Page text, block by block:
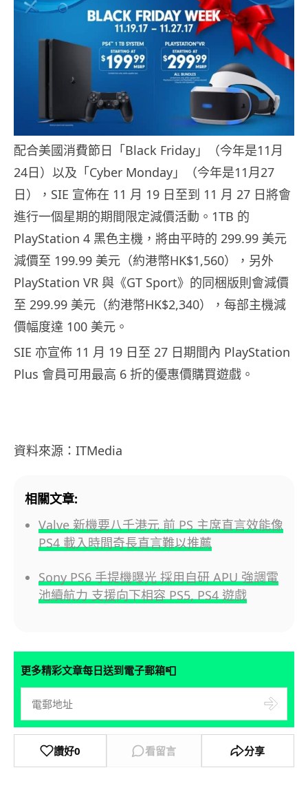
配合美國消費節日「Black Friday」（今年是11月
24日）以及「Cyber Monday」（今年是11月27
日），SIE 宣佈在 11 月 19 日至到 11 月 27 日將會
進行一個星期的期間限定減價活動。1TB 的
PlayStation 4 黑色主機，將由平時的 299.99 美元
減價至 199.99 美元（約港幣HK$1,560），另外
PlayStation VR 與《GT Sport》的同梱版則會減價
至 299.99 美元（約港幣HK$2,340），每部主機減
價幅度達 100 美元。
SIE 亦宣佈 11 月 19 日至 27 日期間內 PlayStation
Plus 會員可用最高 6 折的優惠價購買遊戲。
資料來源：ITMedia
相關文章:
Valve 新機要八千港元 前 PS 主席直言效能像
PS4 載入時間奇長直言難以推薦
Sony PS6 手提機曝光 採用自研 APU 強調電
池續航力 支援向下相容 PS5, PS4 遊戲
更多精彩文章每日送到電子郵箱📮
讚好0 看留言 分享